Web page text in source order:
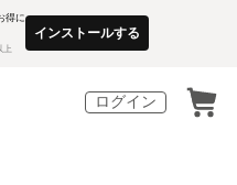
得に
上
インストールする
ログイン